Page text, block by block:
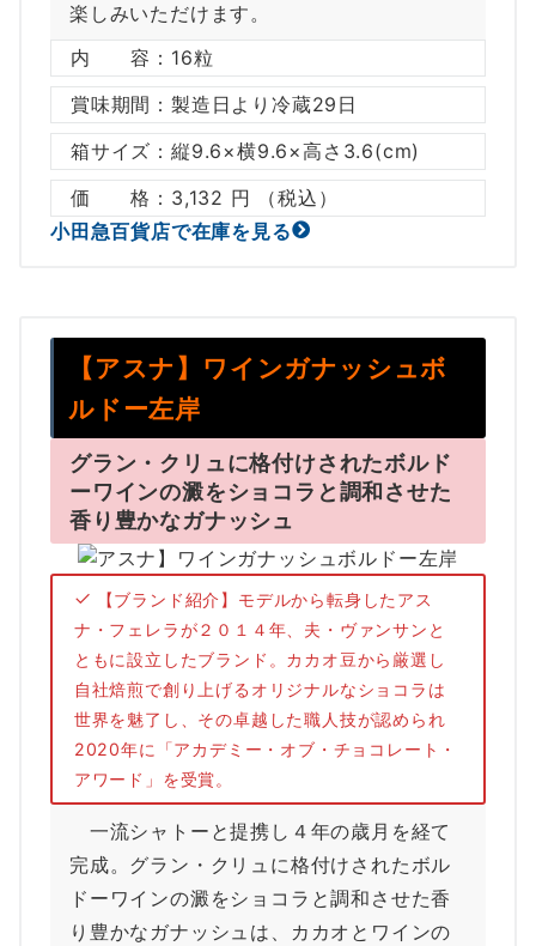
楽しみいただけます。
内 容：16粒
賞味期間：製造日より冷蔵29日
箱サイズ：縦9.6×横9.6×高さ3.6(cm)
価 格：3,132 円 （税込）
小田急百貨店で在庫を見る
【アスナ】ワインガナッシュボ
ルドー左岸
グラン・クリュに格付けされたボルド
ーワインの澱をショコラと調和させた
香り豊かなガナッシュ
【ブランド紹介】モデルから転身したアス
ナ・フェレラが２０１４年、夫・ヴァンサンと
ともに設立したブランド。カカオ豆から厳選し
自社焙煎で創り上げるオリジナルなショコラは
世界を魅了し、その卓越した職人技が認められ
2020年に「アカデミー・オブ・チョコレート・
アワード」を受賞。
一流シャトーと提携し４年の歳月を経て
完成。グラン・クリュに格付けされたボル
ドーワインの澱をショコラと調和させた香
り豊かなガナッシュは、カカオとワインの